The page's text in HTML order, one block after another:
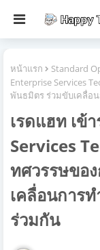
หน้าแรก Standard
Enterprise Services
พันธมิตร ร่วมขับเคลื่อ
เรดแฮท เข้
Services
ทศวรรษขอ
เคลื่อนการ
ร่วมกัน